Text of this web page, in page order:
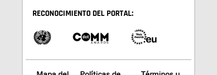
RECONOCIMIENTO DEL PORTAL: